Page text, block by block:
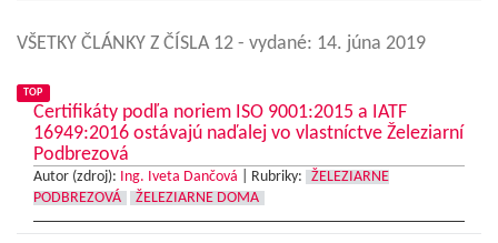
VŠETKY ČLÁNKY Z ČÍSLA 12 - vydané: 14. júna 2019
TOP
Certifikáty podľa noriem ISO 9001:2015 a IATF
16949:2016 ostávajú naďalej vo vlastníctve Železiarní
Podbrezová
Autor (zdroj): Ing. Iveta Dančová Rubriky:
ŽELEZIARNE
PODBREZOVÁ
ŽELEZIARNE DOMA